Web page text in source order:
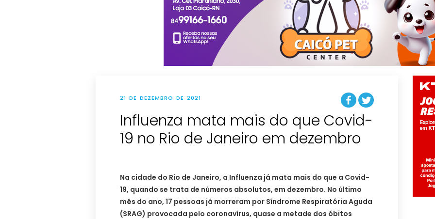
21 DE DEZEMBRO DE 2021
Influenza mata mais do que Covid-
19 no Rio de Janeiro em dezembro
Na cidade do Rio de Janeiro, a Influenza já mata mais do que a Covid-
19, quando se trata de números absolutos, em dezembro. No último
mês do ano, 17 pessoas já morreram por Síndrome Respiratória Aguda
(SRAG) provocada pelo coronavírus, quase a metade dos óbitos